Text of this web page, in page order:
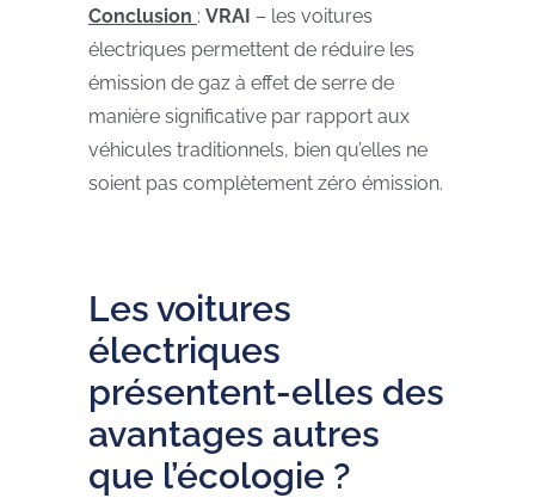
Conclusion : VRAI – les voitures
électriques permettent de réduire les
émission de gaz à effet de serre de
manière significative par rapport aux
véhicules traditionnels, bien qu’elles ne
soient pas complètement zéro émission.
Les voitures
électriques
présentent-elles des
avantages autres
que l’écologie ?